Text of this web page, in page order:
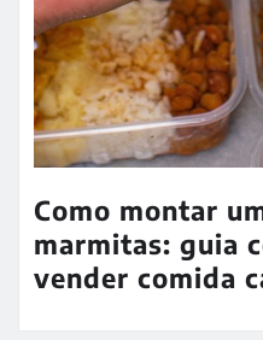
Como montar
marmitas: guia
vender comida